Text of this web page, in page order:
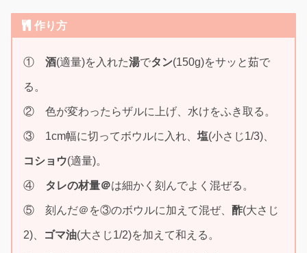
作り方
① 酒(適量)を入れた湯でタン(150g)をサッと茹で
る。
② 色が変わったらザルに上げ、水けをふき取る。
③ 1cm幅に切ってボウルに入れ、 塩(小さじ1/3)、
コショウ(適量)。
④ タレの材量＠は細かく刻んでよく混ぜる。
⑤ 刻んだ＠を③のボウルに加えて混ぜ、 酢(大さじ
2)、 ゴマ油(大さじ1/2)を加えて和える。